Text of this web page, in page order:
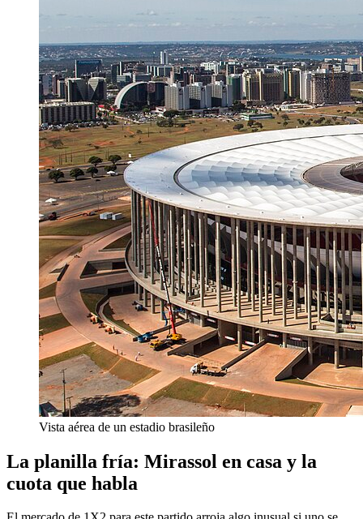
Vista aérea de un estadio brasileño
La planilla fría: Mirassol en casa y la
cuota que habla